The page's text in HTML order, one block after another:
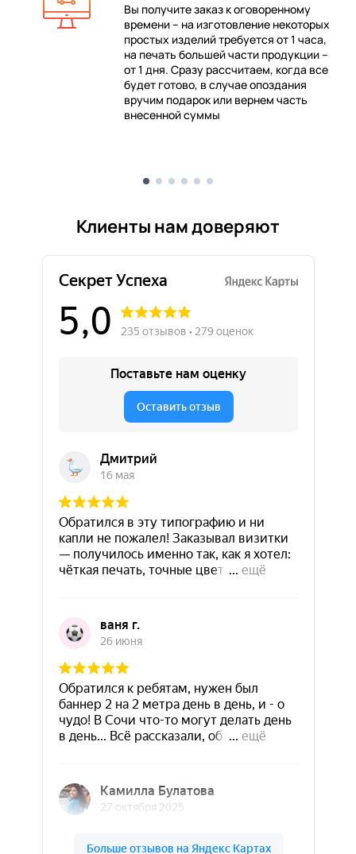
Вы получите заказ к оговоренному
времени – на изготовление некоторых
простых изделий требуется от 1 часа,
на печать большей части продукции –
от 1 дня. Сразу рассчитаем, когда все
будет готово, в случае опоздания
вручим подарок или вернем часть
внесенной суммы
Клиенты нам доверяют